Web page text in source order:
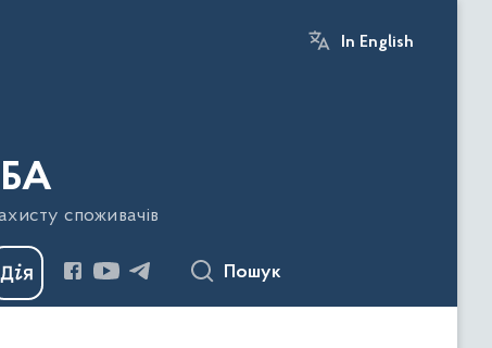
In English
споживачів
Пошук